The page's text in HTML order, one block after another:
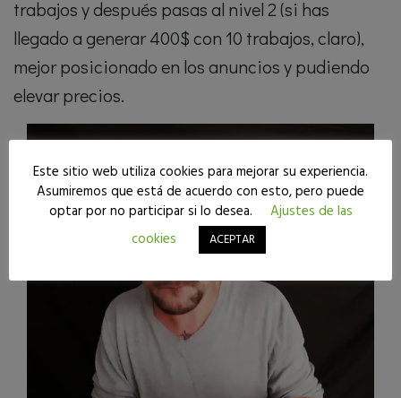
trabajos y después pasas al nivel 2 (si has
llegado a generar 400$ con 10 trabajos, claro),
mejor posicionado en los anuncios y pudiendo
elevar precios.
Este sitio web utiliza cookies para mejorar su experiencia.
Asumiremos que está de acuerdo con esto, pero puede
optar por no participar si lo desea.
Ajustes de las
cookies
ACEPTAR